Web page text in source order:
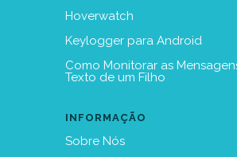
Hoverwatch
Keylogger para Android
Como Monitorar as
Texto de um Filho
INFORMAÇÃO
Sobre Nós